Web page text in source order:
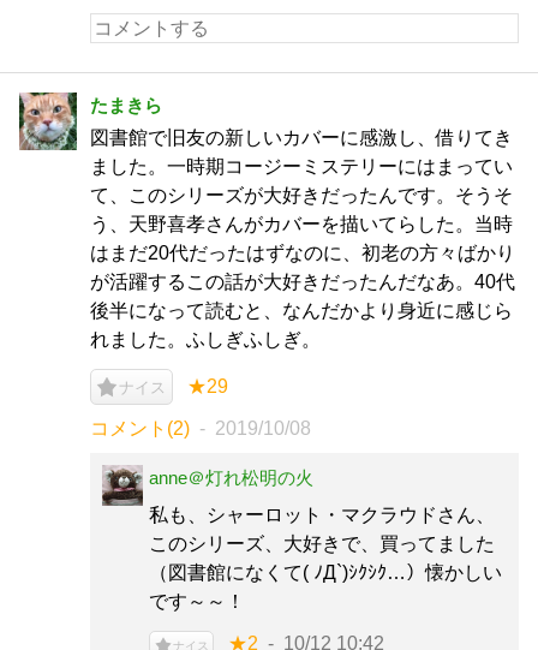
たまきら
図書館で旧友の新しいカバーに感激し、借りてき
ました。一時期コージーミステリーにはまってい
て、このシリーズが大好きだったんです。そうそ
う、天野喜孝さんがカバーを描いてらした。当時
はまだ20代だったはずなのに、初老の方々ばかり
が活躍するこの話が大好きだったんだなあ。40代
後半になって読むと、なんだかより身近に感じら
れました。ふしぎふしぎ。
ナイス ★29
コメント(2) 2019/10/08
anne＠灯れ松明の火
私も、シャーロット・マクラウドさん、
このシリーズ、大好きで、買ってました
（図書館になくて( ﾉД`)ｼｸｼｸ…）懐かしい
です～～！
ナイス ★2 10/12 10:42